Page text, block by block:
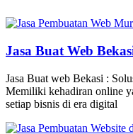
Jasa Buat Web
Jasa Buat web Bekasi :
Memiliki kehadiran online
setiap bisnis di era digital